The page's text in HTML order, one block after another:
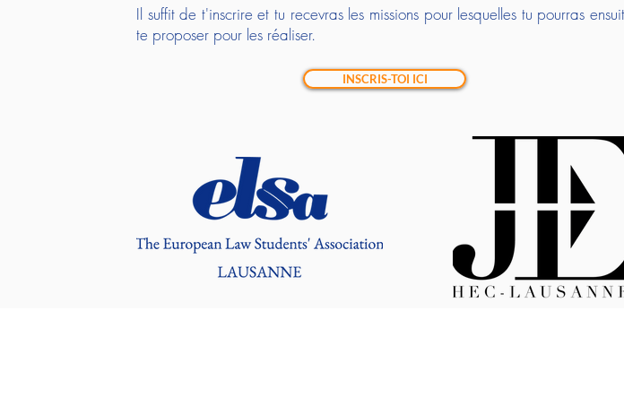
Il suffit de t'inscrire et tu recevras les missions pour lesquelles tu pourras
te proposer pour les réaliser.
INSCRIS-TOI ICI